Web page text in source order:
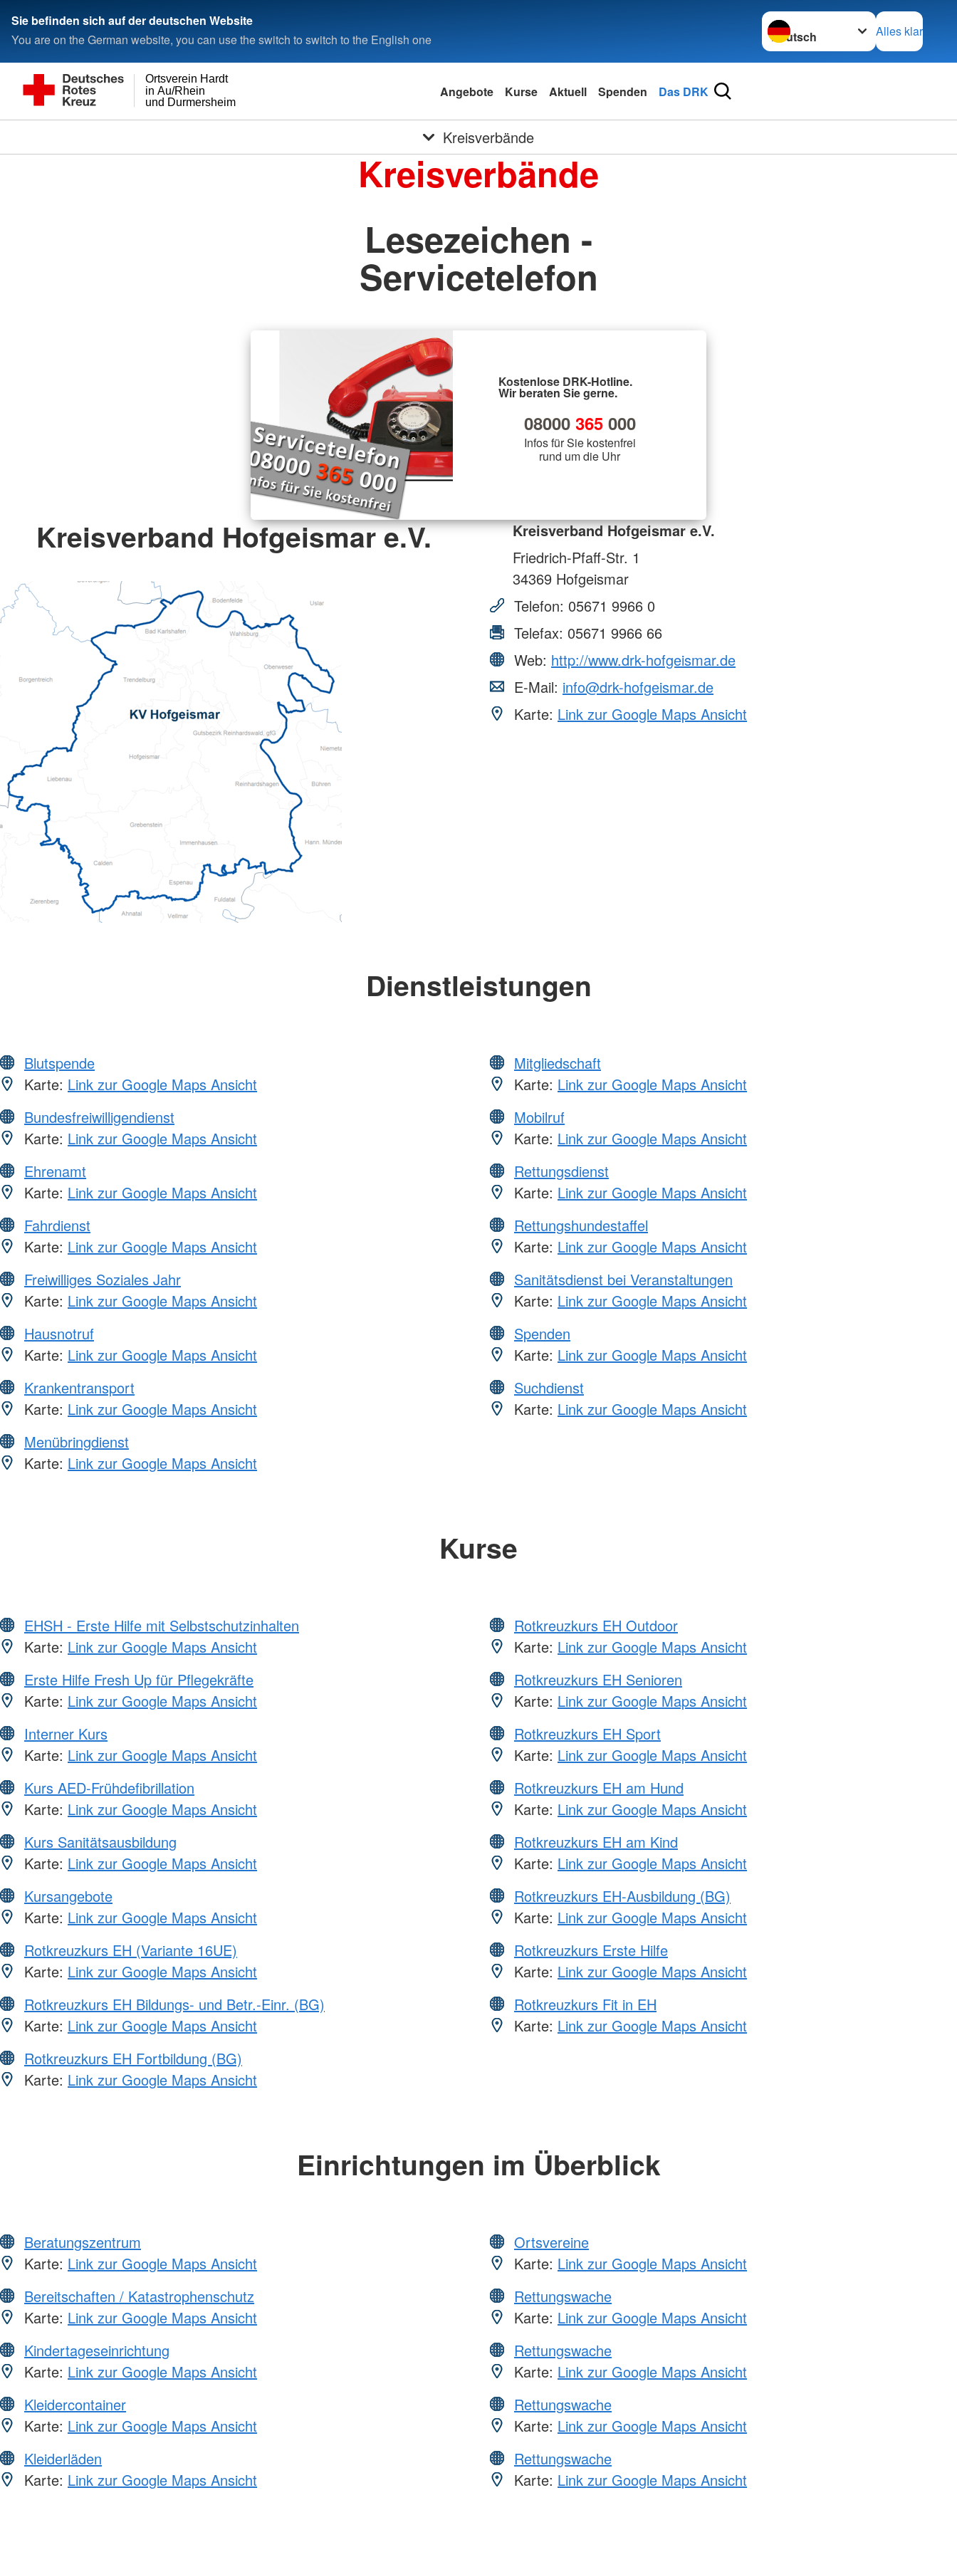
Sie befinden sich auf der deutschen Website
You are on the German website, you can use the switch to switch to the English one
Sprache wechseln zu
Alles klar
und Durmersheim
in Au/Rhein
Ortsverein Hardt
Angebote Kurse Aktuell Spenden Das DRK
Kreisverbände
Kreisverbände
Lesezeichen -
Servicetelefon
Kostenlose DRK-Hotline.
Wir beraten Sie gerne.
08000 365000
Infos für Sie kostenfrei
rund um die Uhr
Kreisverband Hofgeismar e.V.
Kreisverband Hofgeismar e.V.
Friedrich-Pfaff-Str. 1
34369 Hofgeismar
Telefon: 05671 9966 0
Telefax: 05671 9966 66
Web: http://www.drk-hofgeismar.de
E-Mail: info@drk-hofgeismar.de
Karte: Link zur Google Maps Ansicht
Dienstleistungen
Blutspende
Karte: Link zur Google Maps Ansicht
Bundesfreiwilligendienst
Karte: Link zur Google Maps Ansicht
Ehrenamt
Karte: Link zur Google Maps Ansicht
Fahrdienst
Karte: Link zur Google Maps Ansicht
Freiwilliges Soziales Jahr
Karte: Link zur Google Maps Ansicht
Hausnotruf
Karte: Link zur Google Maps Ansicht
Krankentransport
Karte: Link zur Google Maps Ansicht
Menübringdienst
Karte: Link zur Google Maps Ansicht
Mitgliedschaft
Karte: Link zur Google Maps Ansicht
Mobilruf
Karte: Link zur Google Maps Ansicht
Rettungsdienst
Karte: Link zur Google Maps Ansicht
Rettungshundestaffel
Karte: Link zur Google Maps Ansicht
Sanitätsdienst bei Veranstaltungen
Karte: Link zur Google Maps Ansicht
Spenden
Karte: Link zur Google Maps Ansicht
Suchdienst
Karte: Link zur Google Maps Ansicht
Kurse
EHSH - Erste Hilfe mit Selbstschutzinhalten
Karte: Link zur Google Maps Ansicht
Erste Hilfe Fresh Up für Pflegekräfte
Karte: Link zur Google Maps Ansicht
Interner Kurs
Karte: Link zur Google Maps Ansicht
Kurs AED-Frühdefibrillation
Karte: Link zur Google Maps Ansicht
Kurs Sanitätsausbildung
Karte: Link zur Google Maps Ansicht
Kursangebote
Karte: Link zur Google Maps Ansicht
Rotkreuzkurs EH (Variante 16UE)
Karte: Link zur Google Maps Ansicht
Rotkreuzkurs EH Bildungs- und Betr.-Einr. (BG)
Karte: Link zur Google Maps Ansicht
Rotkreuzkurs EH Fortbildung (BG)
Karte: Link zur Google Maps Ansicht
Rotkreuzkurs EH Outdoor
Karte: Link zur Google Maps Ansicht
Rotkreuzkurs EH Senioren
Karte: Link zur Google Maps Ansicht
Rotkreuzkurs EH Sport
Karte: Link zur Google Maps Ansicht
Rotkreuzkurs EH am Hund
Karte: Link zur Google Maps Ansicht
Rotkreuzkurs EH am Kind
Karte: Link zur Google Maps Ansicht
Rotkreuzkurs EH-Ausbildung (BG)
Karte: Link zur Google Maps Ansicht
Rotkreuzkurs Erste Hilfe
Karte: Link zur Google Maps Ansicht
Rotkreuzkurs Fit in EH
Karte: Link zur Google Maps Ansicht
Einrichtungen im Überblick
Beratungszentrum
Karte: Link zur Google Maps Ansicht
Bereitschaften / Katastrophenschutz
Karte: Link zur Google Maps Ansicht
Kindertageseinrichtung
Karte: Link zur Google Maps Ansicht
Kleidercontainer
Karte: Link zur Google Maps Ansicht
Kleiderläden
Karte: Link zur Google Maps Ansicht
Ortsvereine
Karte: Link zur Google Maps Ansicht
Rettungswache
Karte: Link zur Google Maps Ansicht
Rettungswache
Karte: Link zur Google Maps Ansicht
Rettungswache
Karte: Link zur Google Maps Ansicht
Rettungswache
Karte: Link zur Google Maps Ansicht